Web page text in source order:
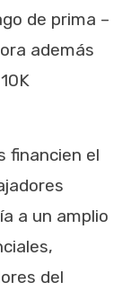
de prima –
además
financien el
a un amplio
del